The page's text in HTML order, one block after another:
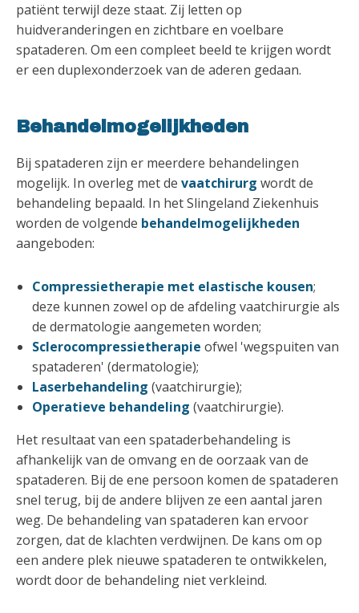
patiënt terwijl deze staat. Zij letten op
huidveranderingen en zichtbare en voelbare
spataderen. Om een compleet beeld te krijgen wordt
er een duplexonderzoek van de aderen gedaan.
Behandelmogelijkheden
Bij spataderen zijn er meerdere behandelingen
mogelijk. In overleg met de vaatchirurg wordt de
behandeling bepaald. In het Slingeland Ziekenhuis
worden de volgende behandelmogelijkheden
aangeboden:
Compressietherapie met elastische kousen;
deze kunnen zowel op de afdeling vaatchirurgie als
de dermatologie aangemeten worden;
Sclerocompressietherapie ofwel 'wegspuiten van
spataderen' (dermatologie);
Laserbehandeling (vaatchirurgie);
Operatieve behandeling (vaatchirurgie).
Het resultaat van een spataderbehandeling is
afhankelijk van de omvang en de oorzaak van de
spataderen. Bij de ene persoon komen de spataderen
snel terug, bij de andere blijven ze een aantal jaren
weg. De behandeling van spataderen kan ervoor
zorgen, dat de klachten verdwijnen. De kans om op
een andere plek nieuwe spataderen te ontwikkelen,
wordt door de behandeling niet verkleind.